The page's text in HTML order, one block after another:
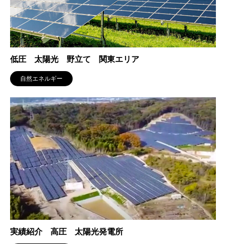
低圧 太陽光 野立て 関東エリア
自然エネルギー
実績紹介 高圧 太陽光発電所